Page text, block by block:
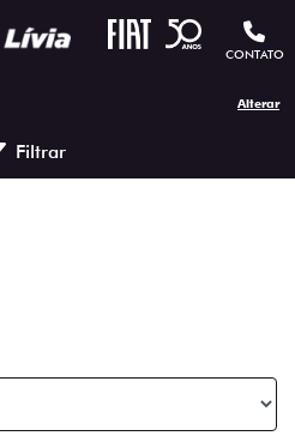
CONTATO
Alterar
Filtrar